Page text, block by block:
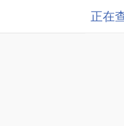
正在